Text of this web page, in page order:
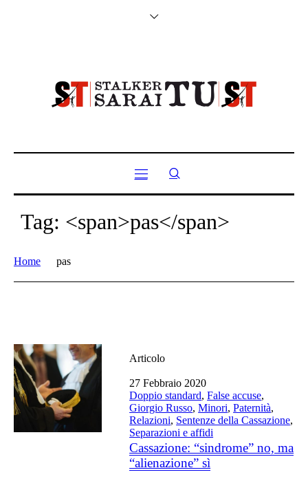
Tag: <span>pas</span>
Home pas
Articolo
27 Febbraio 2020
Doppio standard,False accuse,
Giorgio Russo,Minori,Paternità,
Relazioni, Sentenze della Cassazione,
Separazioni e affidi
Cassazione: “sindrome” no, ma
“alienazione” sì